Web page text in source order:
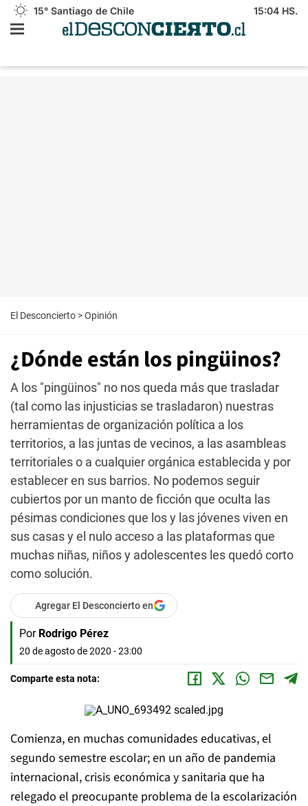
15° Santiago de Chile 15:04 HS.
El Desconcierto >Opinión
¿Dónde están los pingüinos?
A los "pingüinos" no nos queda más que trasladar
(tal como las injusticias se trasladaron) nuestras
herramientas de organización política a los
territorios, a las juntas de vecinos, a las asambleas
territoriales o a cualquier orgánica establecida y por
establecer en sus barrios. No podemos seguir
cubiertos por un manto de ficción que oculta las
pésimas condiciones que los y las jóvenes viven en
sus casas y el nulo acceso a las plataformas que
muchas niñas, niños y adolescentes les quedó corto
como solución.
Agregar El Desconcierto en
Por Rodrigo Pérez
20 de agosto de 2020 - 23:00
Comparte esta nota:
Comienza, en muchas comunidades educativas, el
segundo semestre escolar; en un año de pandemia
internacional, crisis económica y sanitaria que ha
relegado el preocupante problema de la escolarización